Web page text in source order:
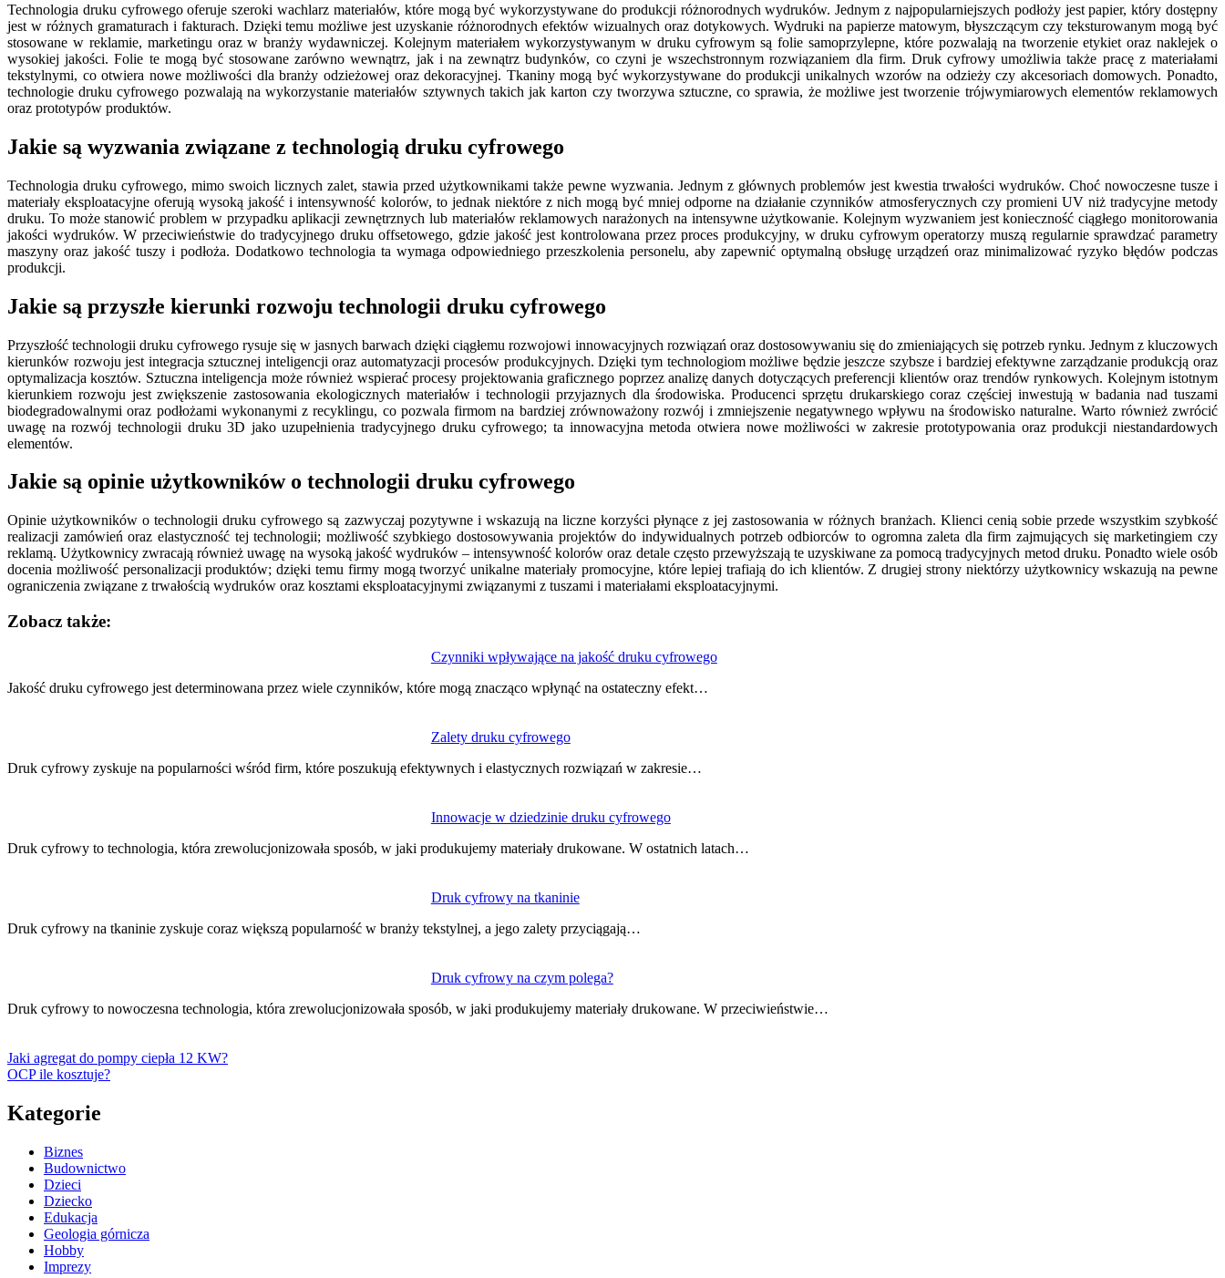
Technologia druku cyfrowego oferuje szeroki wachlarz materiałów, które mogą być wykorzystywane do produkcji różnorodnych wydruków. Jednym z najpopularniejszych podłoży jest papier, który dostępny
jest w różnych gramaturach i fakturach. Dzięki temu możliwe jest uzyskanie różnorodnych efektów wizualnych oraz dotykowych. Wydruki na papierze matowym, błyszczącym czy teksturowanym mogą być
stosowane w reklamie, marketingu oraz w branży wydawniczej. Kolejnym materiałem wykorzystywanym w druku cyfrowym są folie samoprzylepne, które pozwalają na tworzenie etykiet oraz naklejek o
wysokiej jakości. Folie te mogą być stosowane zarówno wewnątrz, jak i na zewnątrz budynków, co czyni je wszechstronnym rozwiązaniem dla firm. Druk cyfrowy umożliwia także pracę z materiałami
tekstylnymi, co otwiera nowe możliwości dla branży odzieżowej oraz dekoracyjnej. Tkaniny mogą być wykorzystywane do produkcji unikalnych wzorów na odzieży czy akcesoriach domowych. Ponadto,
technologie druku cyfrowego pozwalają na wykorzystanie materiałów sztywnych takich jak karton czy tworzywa sztuczne, co sprawia, że możliwe jest tworzenie trójwymiarowych elementów reklamowych
oraz prototypów produktów.
Jakie są wyzwania związane z technologią druku cyfrowego
Technologia druku cyfrowego, mimo swoich licznych zalet, stawia przed użytkownikami także pewne wyzwania. Jednym z głównych problemów jest kwestia trwałości wydruków. Choć nowoczesne tusze i
materiały eksploatacyjne oferują wysoką jakość i intensywność kolorów, to jednak niektóre z nich mogą być mniej odporne na działanie czynników atmosferycznych czy promieni UV niż tradycyjne metody
druku. To może stanowić problem w przypadku aplikacji zewnętrznych lub materiałów reklamowych narażonych na intensywne użytkowanie. Kolejnym wyzwaniem jest konieczność ciągłego monitorowania
jakości wydruków. W przeciwieństwie do tradycyjnego druku offsetowego, gdzie jakość jest kontrolowana przez proces produkcyjny, w druku cyfrowym operatorzy muszą regularnie sprawdzać parametry
maszyny oraz jakość tuszy i podłoża. Dodatkowo technologia ta wymaga odpowiedniego przeszkolenia personelu, aby zapewnić optymalną obsługę urządzeń oraz minimalizować ryzyko błędów podczas
produkcji.
Jakie są przyszłe kierunki rozwoju technologii druku cyfrowego
Przyszłość technologii druku cyfrowego rysuje się w jasnych barwach dzięki ciągłemu rozwojowi innowacyjnych rozwiązań oraz dostosowywaniu się do zmieniających się potrzeb rynku. Jednym z kluczowych
kierunków rozwoju jest integracja sztucznej inteligencji oraz automatyzacji procesów produkcyjnych. Dzięki tym technologiom możliwe będzie jeszcze szybsze i bardziej efektywne zarządzanie produkcją oraz
optymalizacja kosztów. Sztuczna inteligencja może również wspierać procesy projektowania graficznego poprzez analizę danych dotyczących preferencji klientów oraz trendów rynkowych. Kolejnym istotnym
kierunkiem rozwoju jest zwiększenie zastosowania ekologicznych materiałów i technologii przyjaznych dla środowiska. Producenci sprzętu drukarskiego coraz częściej inwestują w badania nad tuszami
biodegradowalnymi oraz podłożami wykonanymi z recyklingu, co pozwala firmom na bardziej zrównoważony rozwój i zmniejszenie negatywnego wpływu na środowisko naturalne. Warto również zwrócić
uwagę na rozwój technologii druku 3D jako uzupełnienia tradycyjnego druku cyfrowego; ta innowacyjna metoda otwiera nowe możliwości w zakresie prototypowania oraz produkcji niestandardowych
elementów.
Jakie są opinie użytkowników o technologii druku cyfrowego
Opinie użytkowników o technologii druku cyfrowego są zazwyczaj pozytywne i wskazują na liczne korzyści płynące z jej zastosowania w różnych branżach. Klienci cenią sobie przede wszystkim szybkość
realizacji zamówień oraz elastyczność tej technologii; możliwość szybkiego dostosowywania projektów do indywidualnych potrzeb odbiorców to ogromna zaleta dla firm zajmujących się marketingiem czy
reklamą. Użytkownicy zwracają również uwagę na wysoką jakość wydruków – intensywność kolorów oraz detale często przewyższają te uzyskiwane za pomocą tradycyjnych metod druku. Ponadto wiele osób
docenia możliwość personalizacji produktów; dzięki temu firmy mogą tworzyć unikalne materiały promocyjne, które lepiej trafiają do ich klientów. Z drugiej strony niektórzy użytkownicy wskazują na pewne
ograniczenia związane z trwałością wydruków oraz kosztami eksploatacyjnymi związanymi z tuszami i materiałami eksploatacyjnymi.
Zobacz także:
Czynniki wpływające na jakość druku cyfrowego
Jakość druku cyfrowego jest determinowana przez wiele czynników, które mogą znacząco wpłynąć na ostateczny efekt…
Zalety druku cyfrowego
Druk cyfrowy zyskuje na popularności wśród firm, które poszukują efektywnych i elastycznych rozwiązań w zakresie…
Innowacje w dziedzinie druku cyfrowego
Druk cyfrowy to technologia, która zrewolucjonizowała sposób, w jaki produkujemy materiały drukowane. W ostatnich latach…
Druk cyfrowy na tkaninie
Druk cyfrowy na tkaninie zyskuje coraz większą popularność w branży tekstylnej, a jego zalety przyciągają…
Druk cyfrowy na czym polega?
Druk cyfrowy to nowoczesna technologia, która zrewolucjonizowała sposób, w jaki produkujemy materiały drukowane. W przeciwieństwie…
wpisu
Jaki agregat do pompy ciepła 12 KW?
OCP ile kosztuje?
Kategorie
Biznes
Budownictwo
Dzieci
Dziecko
Edukacja
Geologia górnicza
Hobby
Imprezy